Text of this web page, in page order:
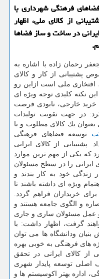
فرهنگی شهرداری با
از كالای ملی، اظهار
در ساخت و ساز فضاها
رحمان زاده با اشاره به
پشتیبانی از كار و كالای
افتخاری ملی است ازاین رو
نكته كلیدی توجه ویژه ای
خارجی، نابودی فرصت
در جهت تقویت تولیدات
بعنوان یك كالای مطلوب و با
توسعه فضاهای فرهنگی
پشتیبانی از كالای ایرانی
كه یكی از مهم ترین موارد
ایرانی را در سطح مسئولان
خود به كار بندند و
ویژه ای داشته باشند تا
خریداران فراهم گردد.
و الگوی جامعه هستند و
و عمل مسئولان ساری و جاری
گرفت، اظهار داشت: با
ودانشگاه ها می توان
های فرهنگی به خوبی بهره
از كالای ایرانی در تحقق
اصلی توسعه پایدار شهری
اداره بهتر اكوسیستم ها و